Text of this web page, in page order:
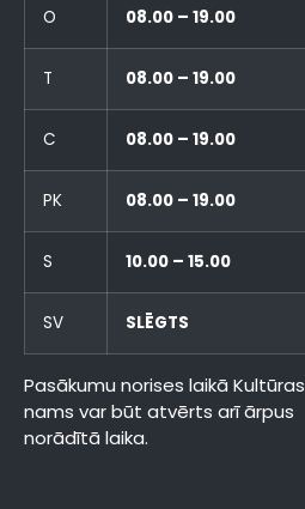
O 08.00 – 19.00
T 08.00 – 19.00
C 08.00 – 19.00
PK 08.00 – 19.00
S 10.00 – 15.00
SV SLĒGTS
Pasākumu norises laikā Kultūras
nams var būt atvērts arī ārpus
norādītā laika.